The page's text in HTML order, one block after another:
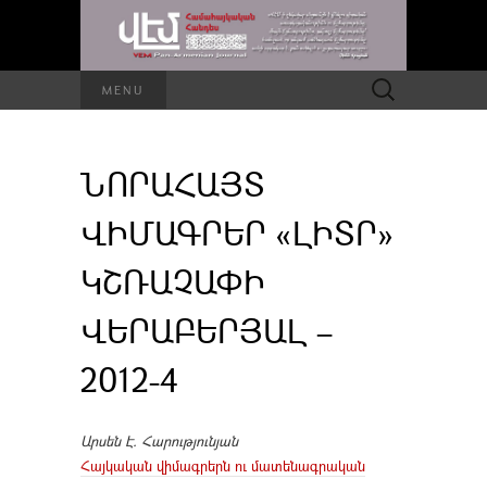
MENU Որոնել՝
ՆՈՐԱՀԱՅՏ
ՎԻՄԱԳՐԵՐ «ԼԻՏՐ»
ԿՇՌԱՉԱՓԻ
ՎԵՐԱԲԵՐՅԱԼ –
2012-4
Արսեն Է. Հարությունյան
Հայկական վիմագրերն ու մատենագրական